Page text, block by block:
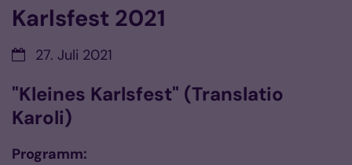
Karlsfest 2021
Datum:27. Juli 2021
"Kleines Karlsfest" (Translatio
Karoli)
Programm: